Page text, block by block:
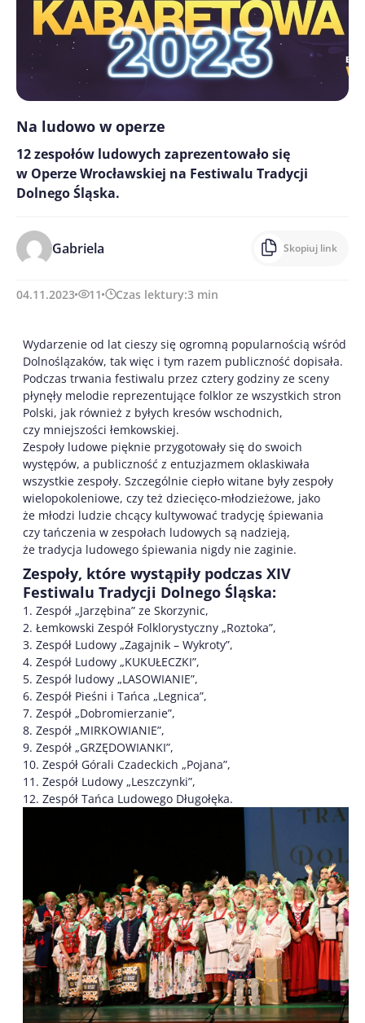
Na ludowo w operze
12 zespołów ludowych zaprezentowało się
w Operze Wrocławskiej na Festiwalu Tradycji
Dolnego Śląska.
Gabriela Skopiuj link
04.11.2023 11 Czas lektury:3 min
Wydarzenie od lat cieszy się ogromną popularnością wśród
Dolnoślązaków, tak więc i tym razem publiczność dopisała.
Podczas trwania festiwalu przez cztery godziny ze sceny
płynęły melodie reprezentujące folklor ze wszystkich stron
Polski, jak również z byłych kresów wschodnich,
czy mniejszości łemkowskiej.
Zespoły ludowe pięknie przygotowały się do swoich
występów, a publiczność z entuzjazmem oklaskiwała
wszystkie zespoły. Szczególnie ciepło witane były zespoły
wielopokoleniowe, czy też dziecięco-młodzieżowe, jako
że młodzi ludzie chcący kultywować tradycję śpiewania
czy tańczenia w zespołach ludowych są nadzieją,
że tradycja ludowego śpiewania nigdy nie zaginie.
Zespoły, które wystąpiły podczas XIV
Festiwalu Tradycji Dolnego Śląska:
1. Zespół „Jarzębina” ze Skorzynic,
2. Łemkowski Zespół Folklorystyczny „Roztoka”,
3. Zespół Ludowy „Zagajnik – Wykroty”,
4. Zespół Ludowy „KUKUŁECZKI”,
5. Zespół ludowy „LASOWIANIE”,
6. Zespół Pieśni i Tańca „Legnica”,
7. Zespół „Dobromierzanie”,
8. Zespół „MIRKOWIANIE”,
9. Zespół „GRZĘDOWIANKI”,
10. Zespół Górali Czadeckich „Pojana”,
11. Zespół Ludowy „Leszczynki”,
12. Zespół Tańca Ludowego Długołęka.